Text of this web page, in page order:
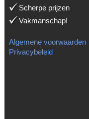
Scherpe prijzen
Vakmanschap!
Algemene voorwaarden
Privacybeleid